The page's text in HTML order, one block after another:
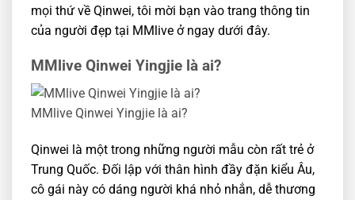
mọi thứ về Qinwei, tôi mời bạn vào trang thông tin
của người đẹp tại MMlive ở ngay dưới đây.
MMlive Qinwei Yingjie là ai?
MMlive Qinwei Yingjie là ai?
Qinwei là một trong những người mẫu còn rất trẻ ở
Trung Quốc. Đối lập với thân hình đầy đặn kiểu Âu,
cô gái này có dáng người khá nhỏ nhắn, dễ thương